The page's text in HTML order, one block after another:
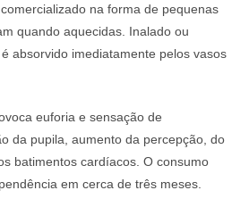
na forma de pequenas
quando aquecidas. Inalado ou
absorvido imediatamente pelos vasos
euforia e sensação de
da pupila, aumento da percepção, do
batimentos cardíacos. O consumo
em cerca de três meses.